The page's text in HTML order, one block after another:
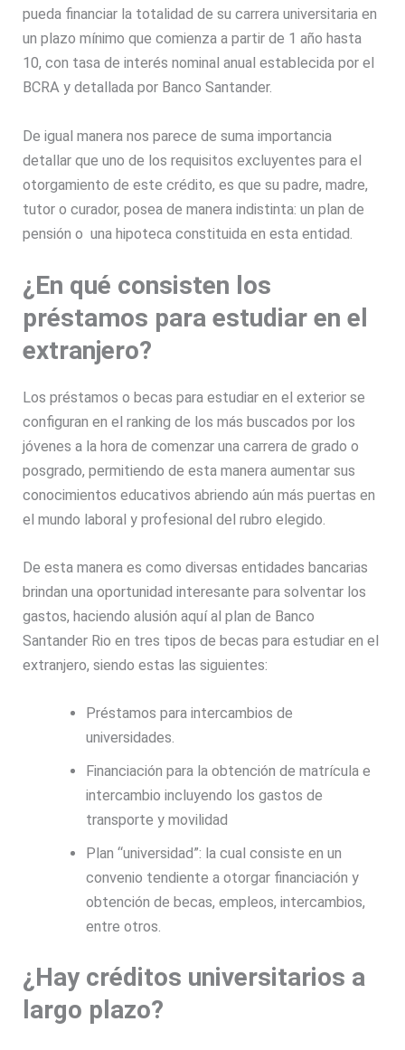
pueda financiar la totalidad de su carrera universitaria en
un plazo mínimo que comienza a partir de 1 año hasta
10, con tasa de interés nominal anual establecida por el
BCRA y detallada por Banco Santander.
De igual manera nos parece de suma importancia
detallar que uno de los requisitos excluyentes para el
otorgamiento de este crédito, es que su padre, madre,
tutor o curador, posea de manera indistinta: un plan de
pensión o una hipoteca constituida en esta entidad.
¿En qué consisten los
préstamos para estudiar en el
extranjero?
Los préstamos o becas para estudiar en el exterior se
configuran en el ranking de los más buscados por los
jóvenes a la hora de comenzar una carrera de grado o
posgrado, permitiendo de esta manera aumentar sus
conocimientos educativos abriendo aún más puertas en
el mundo laboral y profesional del rubro elegido.
De esta manera es como diversas entidades bancarias
brindan una oportunidad interesante para solventar los
gastos, haciendo alusión aquí al plan de Banco
Santander Rio en tres tipos de becas para estudiar en el
extranjero, siendo estas las siguientes:
Préstamos para intercambios de
universidades.
Financiación para la obtención de matrícula e
intercambio incluyendo los gastos de
transporte y movilidad
Plan “universidad”: la cual consiste en un
convenio tendiente a otorgar financiación y
obtención de becas, empleos, intercambios,
entre otros.
¿Hay créditos universitarios a
largo plazo?